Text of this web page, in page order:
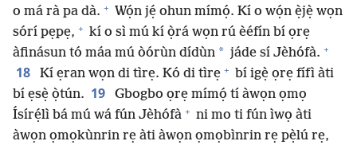
o má rà pa dà. + Wọ́n jẹ́ ohun mímọ́. Kí o wọ́n ẹ̀jẹ̀ wọn
sórí pẹpẹ, + kí o sì mú kí ọ̀rá wọn rú èéfín bí ọrẹ
àfinásun tó máa mú òórùn dídùn * jáde sí Jèhófà. +
18 Kí ẹran wọn di tìrẹ. Kó di tìrẹ + bí igẹ̀ ọrẹ fífì àti
bí ẹsẹ̀ ọ̀tún. 19
Gbogbo ọrẹ mímọ́ tí àwọn ọmọ
Ísírẹ́lì bá mú wá fún Jèhófà + ni mo ti fún ìwọ àti
àwọn ọmọkùnrin rẹ àti àwọn ọmọbìnrin rẹ pẹ̀lú rẹ,